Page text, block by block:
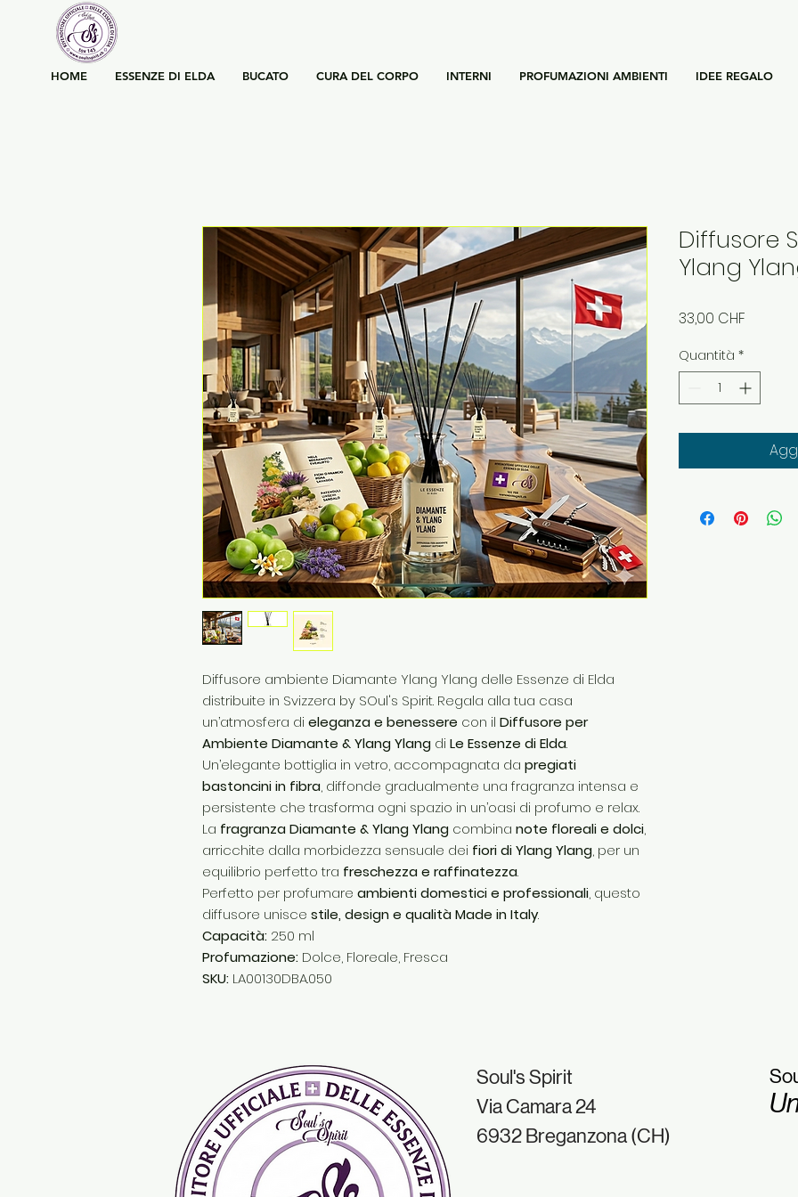
HOME ESSENZE DI ELDA BUCATO CURA DEL CORPO INTERNI PROFUMAZIONI AMBIENTI IDEE REGALO
Diffusore ambiente Diamante Ylang Ylang delle Essenze di Elda
distribuite in Svizzera by SOul's Spirit. Regala alla tua casa
un’atmosfera di eleganza e benessere con il Diffusore per
Ambiente Diamante & Ylang Ylang di Le Essenze di Elda.
Un’elegante bottiglia in vetro, accompagnata da pregiati
bastoncini in fibra, diffonde gradualmente una fragranza intensa e
persistente che trasforma ogni spazio in un’oasi di profumo e relax.
La fragranza Diamante & Ylang Ylang combina note floreali e dolci,
arricchite dalla morbidezza sensuale dei fiori di Ylang Ylang, per un
equilibrio perfetto tra freschezza e raffinatezza.
Perfetto per profumare ambienti domestici e professionali, questo
diffusore unisce stile, design e qualità Made in Italy.
Capacità: 250 ml
Profumazione: Dolce, Floreale, Fresca
SKU: LA00130DBA.050
Diffusore
Ylang
33,00 CHF
Quantità *
Soul's Spirit
Via Camara 24
6932 Breganzona (CH)